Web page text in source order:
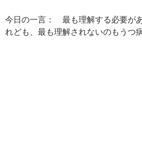
今日の一言： 最も理解する必要が
れども、最も理解されないのもうつ